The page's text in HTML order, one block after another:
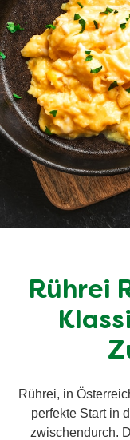
Rührei
Rührei, in
perfekte Start in
zwischendurch.